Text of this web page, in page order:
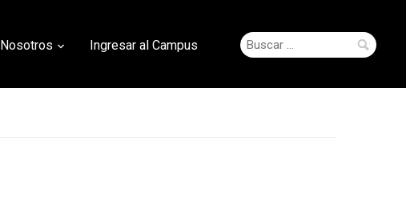
Nosotros Ingresar al Campus Buscar: